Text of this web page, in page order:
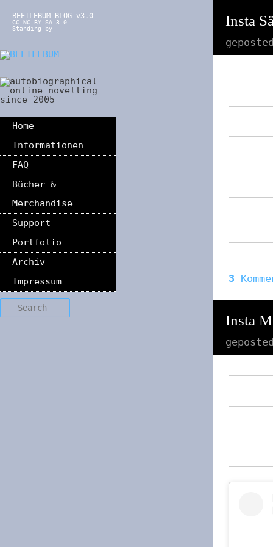
BEETLEBUM BLOG v3.0
CC NC-BY-SA 3.0
Standing by
Home
Informationen
FAQ
Bücher &
Merchandise
Support
Portfolio
Archiv
Impressum
Search
Insta
3
Insta